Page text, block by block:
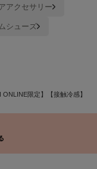
アクセサリー
シューズ
ONLINE限定】【接触冷感】